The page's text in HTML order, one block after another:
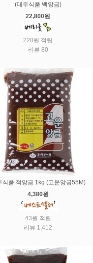
(대두식품 백앙금)
22,800원
228원 적립
리뷰 80
식품 적앙금 1kg (고운앙금55M)
4,380원
43원 적립
리뷰 1,412